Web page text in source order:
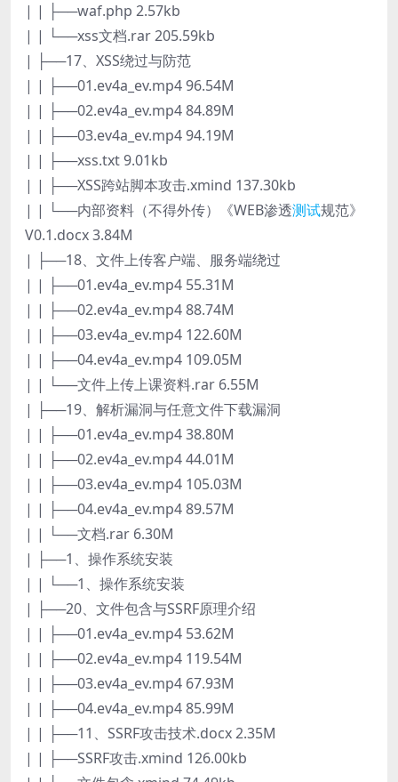
| | ├──waf.php 2.57kb
| | └──xss文档.rar 205.59kb
| ├──17、XSS绕过与防范
| | ├──01.ev4a_ev.mp4 96.54M
| | ├──02.ev4a_ev.mp4 84.89M
| | ├──03.ev4a_ev.mp4 94.19M
| | ├──xss.txt 9.01kb
| | ├──XSS跨站脚本攻击.xmind 137.30kb
| | └──内部资料（不得外传）《WEB渗透测试规范》
V0.1.docx 3.84M
| ├──18、文件上传客户端、服务端绕过
| | ├──01.ev4a_ev.mp4 55.31M
| | ├──02.ev4a_ev.mp4 88.74M
| | ├──03.ev4a_ev.mp4 122.60M
| | ├──04.ev4a_ev.mp4 109.05M
| | └──文件上传上课资料.rar 6.55M
| ├──19、解析漏洞与任意文件下载漏洞
| | ├──01.ev4a_ev.mp4 38.80M
| | ├──02.ev4a_ev.mp4 44.01M
| | ├──03.ev4a_ev.mp4 105.03M
| | ├──04.ev4a_ev.mp4 89.57M
| | └──文档.rar 6.30M
| ├──1、操作系统安装
| | └──1、操作系统安装
| ├──20、文件包含与SSRF原理介绍
| | ├──01.ev4a_ev.mp4 53.62M
| | ├──02.ev4a_ev.mp4 119.54M
| | ├──03.ev4a_ev.mp4 67.93M
| | ├──04.ev4a_ev.mp4 85.99M
| | ├──11、SSRF攻击技术.docx 2.35M
| | ├──SSRF攻击.xmind 126.00kb